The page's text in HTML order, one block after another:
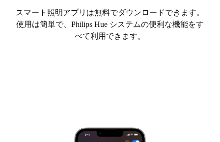
スマート照明アプリは無料でダウンロードできます。
使用は簡単で、Philips Hue システムの便利な機能をす
べて利用できます。